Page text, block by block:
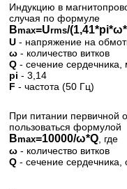
Индукцию в
случая по формуле
Bmax=Urms/
U - напряжение на
ω - количество витков
Q - сечение сердечника,
pi - 3,14
F- частота (50 Гц)
При питании первичной
пользоваться формулой
Bmax=10000/ω*Q, где
ω- количество витков
Q - сечение сердечника,